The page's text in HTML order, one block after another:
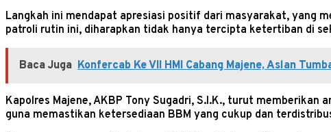
Langkah ini mendapat apresiasi positif dari masyarakat, yang
patroli rutin ini, diharapkan tidak hanya tercipta ketertiban di
Baca Juga Konfercab Ke VII HMI Cabang Majene, Aslan
Kapolres Majene, AKBP Tony Sugadri, S.I.K., turut
guna memastikan ketersediaan BBM yang cukup dan